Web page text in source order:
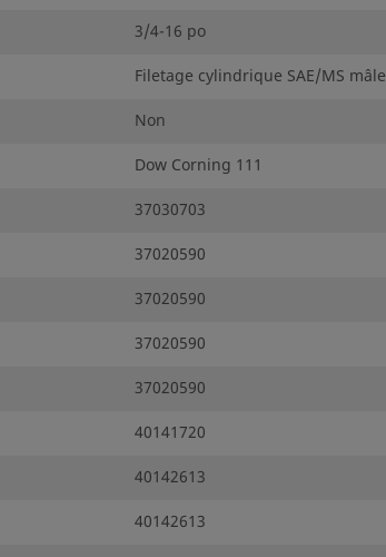
3/4-16 po
Filetage cylindrique SAE/MS mâle
Non
Dow Corning 111
37030703
37020590
37020590
37020590
37020590
40141720
40142613
40142613